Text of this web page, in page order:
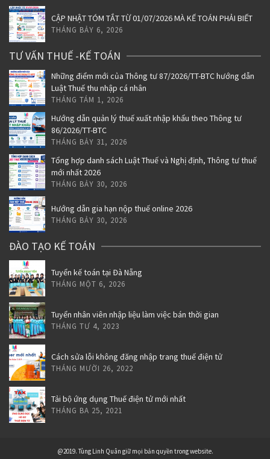
CẬP NHẬT TÓM TẮT TỪ 01/07/2026 MÀ KẾ TOÁN PHẢI BIẾT
THÁNG BẢY 6, 2026
TƯ VẤN THUẾ -KẾ TOÁN
Những điểm mới của Thông tư 87/2026/TT-BTC hướng dẫn
Luật Thuế thu nhập cá nhân
THÁNG TÁM 1, 2026
Hướng dẫn quản lý thuế xuất nhập khẩu theo Thông tư
86/2026/TT-BTC
THÁNG BẢY 31, 2026
Tổng hợp danh sách Luật Thuế và Nghị định, Thông tư thuế
mới nhất 2026
THÁNG BẢY 30, 2026
Hướng dẫn gia hạn nộp thuế online 2026
THÁNG BẢY 30, 2026
ĐÀO TẠO KẾ TOÁN
Tuyển kế toán tại Đà Nẵng
THÁNG MỘT 6, 2026
Tuyển nhân viên nhập liệu làm việc bán thời gian
THÁNG TƯ 4, 2023
Cách sửa lỗi không đăng nhập trang thuế điện tử
THÁNG MƯỜI 26, 2022
Tải bộ ứng dụng Thuế điện tử mới nhất
THÁNG BA 25, 2021
@2019. Tùng Linh Quân giữ mọi bản quyền trong website.